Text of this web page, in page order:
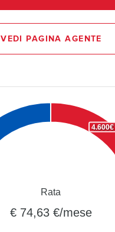
VEDI PAGINA AGENTE
4.600€
Rata
€ 74,63 €/mese